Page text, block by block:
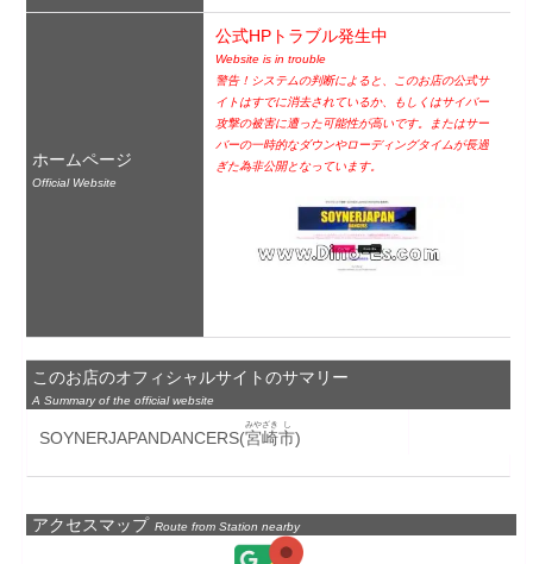
ホームページ
Official Website
公式HPトラブル発生中
Website is in trouble
警告！システムの判断によると、このお店の公式サ
イトはすでに消去されているか、もしくはサイバー
攻撃の被害に遭った可能性が高いです。またはサー
バーの一時的なダウンやローディングタイムが長過
ぎた為非公開となっています。
このお店のオフィシャルサイトのサマリー
A Summary of the official website
SOYNERJAPANDANCERS(宮崎
みやざき
市
し
)
アクセスマップ Route from Station nearby